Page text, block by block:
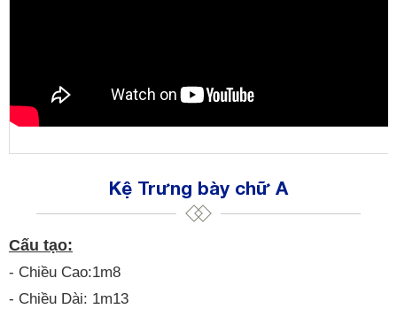
Kệ Trưng bày chữ A
Cấu tạo:
- Chiều Cao:1m8
- Chiều Dài: 1m13